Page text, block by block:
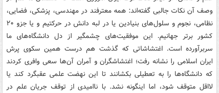
وصف آن نکات جالبی گفته‌اند: همه معترفند در مهندسی، پزشکی، فضایی،
نظامی، نجوم و سلول‌های بنیادین یا در لبه دانش در حرکتیم و یا جزو ۲۰
کشور برتر جهانیم. این موفقیت‌های چشمگیر از دل دانشگاه‌های ما
سربرآورده است. اغتشاشاتی که گذشت هم درست همین سکوی پرش
ایران اسلامی را نشانه رفت؛ اغتشاشگران و آمران آن‌ها سعی وافری کردند
که دانشگاه‌ها را به تعطیلی بکشانند تا این نهضت علمی عقبگرد کند یا
لااقل متوقف شود، اما اینگونه نشد. با ناامیدی از توقف جریان علم در